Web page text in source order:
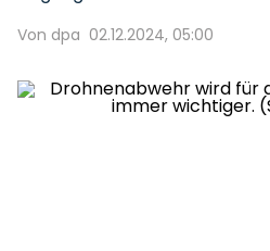
Von dpa 02.12.2024, 05:00